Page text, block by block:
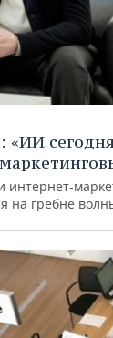
«ИИ
интернет-
на гребне